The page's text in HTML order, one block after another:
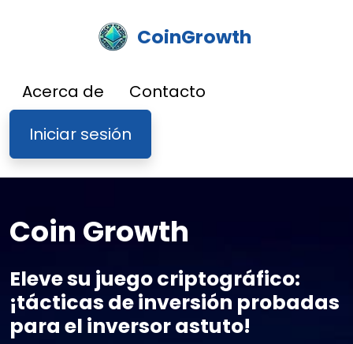
CoinGrowth
Acerca de
Contacto
Iniciar sesión
Coin Growth
Eleve su juego criptográfico:
¡tácticas de inversión probadas
para el inversor astuto!